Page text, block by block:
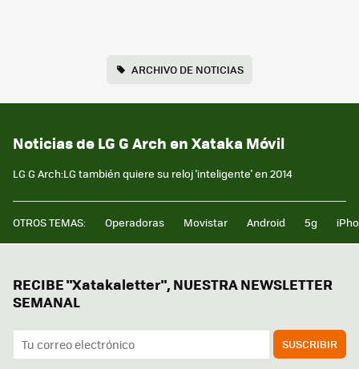
ARCHIVO DE NOTICIAS
Noticias de LG G Arch en Xataka Móvil
LG G Arch:LG también quiere su reloj 'inteligente' en 2014
OTROS TEMAS: Operadoras Movistar Android 5g
RECIBE "Xatakaletter", NUESTRA NEWSLETTER
SEMANAL
SUSCRIBIR